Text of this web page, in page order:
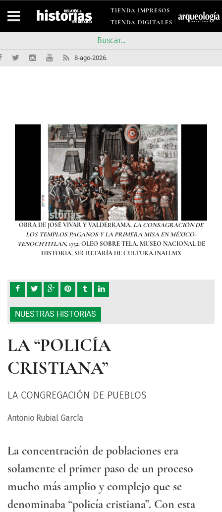
TIENDA IMPRESOS
TIENDA DIGITALES
8-ago-2026.
OBRA DE JOSÉ VIVAR Y VALDERRAMA,LA CONSAGRACIÓN DE
LOS TEMPLOS PAGANOS Y LA PRIMERA MISA EN MÉXICO-
TENOCHTITLAN, 1752, ÓLEO SOBRE TELA. MUSEO NACIONAL DE
HISTORIA, SECRETARÍA DE CULTURA.INAH.MX
NUESTRAS HISTORIAS
LA “POLICÍA
CRISTIANA”
LA CONGREGACIÓN DE PUEBLOS
Antonio Rubial García
La concentración de poblaciones era
solamente el primer paso de un proceso
mucho más amplio y complejo que se
denominaba “policía cristiana”. Con esta